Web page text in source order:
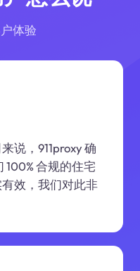
体验
说，911proxy 确
合规的住宅
效，我们对此非